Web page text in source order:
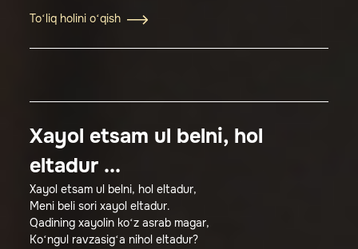
To‘liq holini o‘qish
Xayol etsam ul belni, hol
eltadur ...
Xayol etsam ul belni, hol eltadur,
Meni beli sori xayol eltadur.
Qadining xayolin ko‘z asrab magar,
Ko‘ngul ravzasig‘a nihol eltadur?